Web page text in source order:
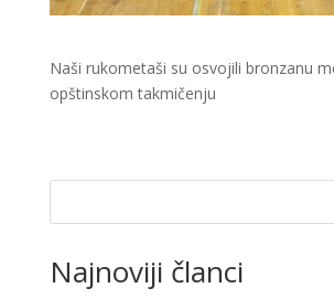
Naši rukometaši su osvojili bronzanu
opštinskom takmičenju
Najnoviji članci